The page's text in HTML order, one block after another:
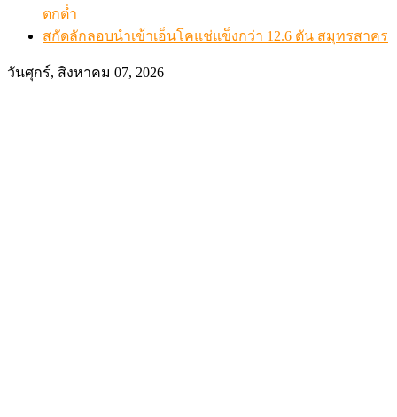
ตกต่ำ
สกัดลักลอบนำเข้าเอ็นโคแช่แข็งกว่า 12.6 ตัน สมุทรสาคร
วันศุกร์, สิงหาคม 07, 2026